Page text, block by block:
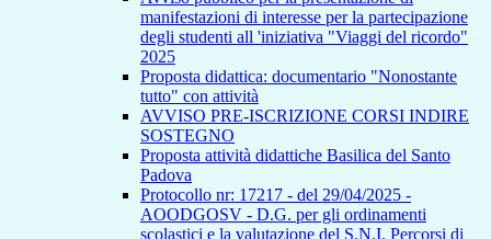
manifestazioni di interesse per la partecipazione
degli studenti all 'iniziativa "Viaggi del ricordo"
2025
Proposta didattica: documentario "Nonostante
tutto" con attività
AVVISO PRE-ISCRIZIONE CORSI INDIRE
SOSTEGNO
Proposta attività didattiche Basilica del Santo
Padova
Protocollo nr: 17217 - del 29/04/2025 -
AOODGOSV - D.G. per gli ordinamenti
scolastici e la valutazione del S.N.I. Percorsi di